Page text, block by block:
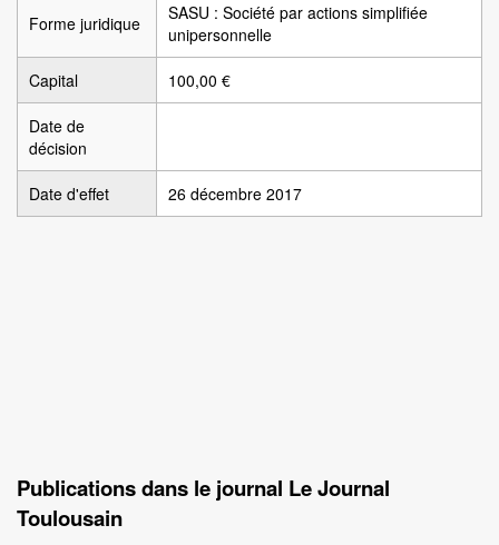
Forme juridique
SASU : Société par actions simplifiée
unipersonnelle
Capital 100,00 €
Date de
décision
Date d'effet 26 décembre 2017
Publications dans le journal Le Journal
Toulousain